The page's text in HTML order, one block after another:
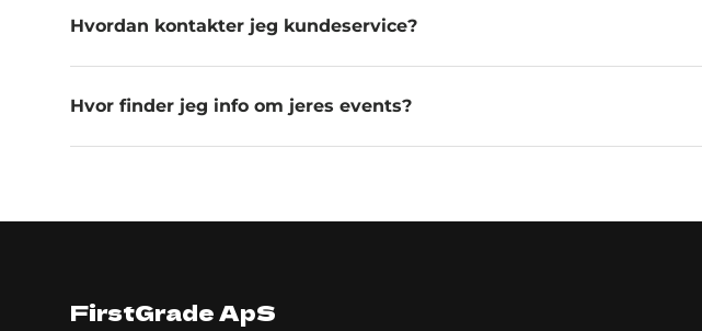
Hvordan kontakter jeg kundeservice?
Hvor finder jeg info om jeres events?
FirstGrade ApS